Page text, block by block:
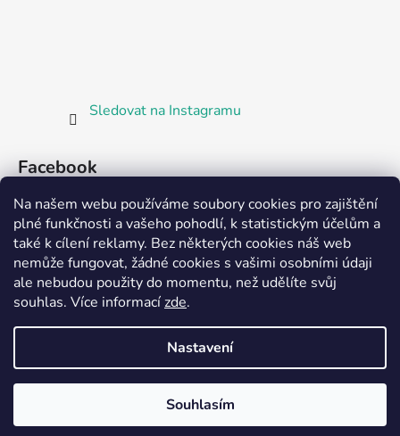
Na našem webu používáme soubory cookies pro zajištění
plné funkčnosti a vašeho pohodlí, k statistickým účelům a
také k cílení reklamy. Bez některých cookies náš web
nemůže fungovat, žádné cookies s vašimi osobními údaji
ale nebudou použity do momentu, než udělíte svůj
souhlas. Více informacízde.
Nastavení
Souhlasím
Sledovat na Instagramu
Facebook
Partnerská prodejna Barefoot Plzeň
Vytvořil Shoptet
Bosorka Plzeň
vyhrazena.